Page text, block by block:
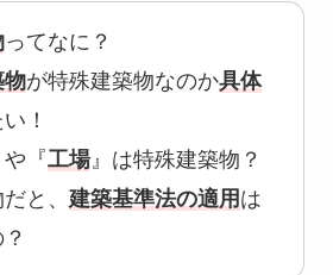
ってなに？
物が特殊建築物なのか具体
！
『工場』は特殊建築物？
と、 建築基準法の適用 は